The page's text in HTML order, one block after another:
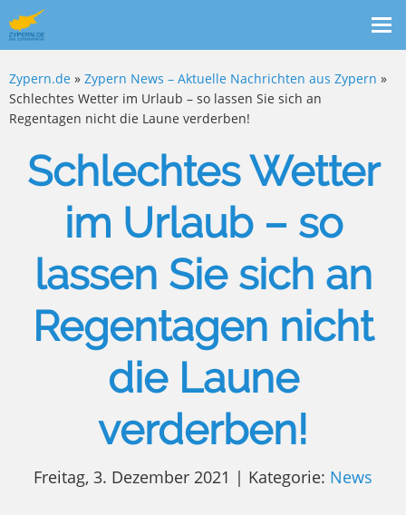
Zypern.de » Zypern News – Aktuelle Nachrichten aus Zypern »
Schlechtes Wetter im Urlaub – so lassen Sie sich an
Regentagen nicht die Laune verderben!
Schlechtes Wetter
im Urlaub – so
lassen Sie sich an
Regentagen nicht
die Laune
verderben!
Freitag, 3. Dezember 2021 | Kategorie: News